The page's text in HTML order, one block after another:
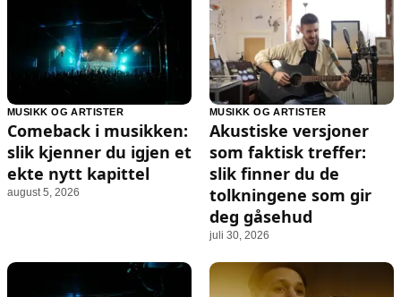
MUSIKK OG ARTISTER
Comeback i musikken:
slik kjenner du igjen et
ekte nytt kapittel
august 5, 2026
MUSIKK OG ARTISTER
Akustiske versjoner
som faktisk treffer:
slik finner du de
tolkningene som gir
deg gåsehud
juli 30, 2026